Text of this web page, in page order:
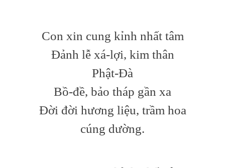
Con xin cung kỉnh nhất tâm
Đảnh lễ xá-lợi, kim thân
Phật-Đà
Bồ-đề, bảo tháp gần xa
Đời đời hương liệu, trầm hoa
cúng dường.